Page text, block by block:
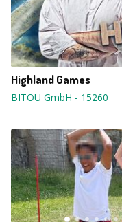
Highland Games
BITOU GmbH - 15260